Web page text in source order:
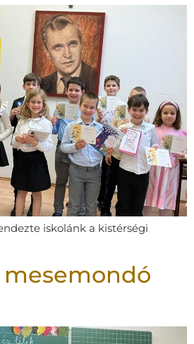
iskolánk a kistérségi
mesemondó